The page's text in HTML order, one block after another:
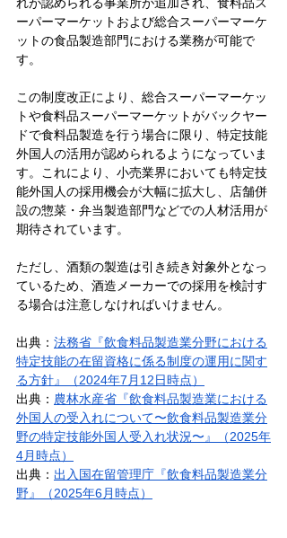
ーパーマーケットおよび総合スーパーマーケ
ットの食品製造部門における業務が可能で
す。
この制度改正により、総合スーパーマーケッ
トや食料品スーパーマーケットがバックヤー
ドで食料品製造を行う場合に限り、特定技能
外国人の活用が認められるようになっていま
す。これにより、小売業界においても特定技
能外国人の採用機会が大幅に拡大し、店舗併
設の惣菜・弁当製造部門などでの人材活用が
期待されています。
ただし、酒類の製造は引き続き対象外となっ
ているため、酒造メーカーでの採用を検討す
る場合は注意しなければいけません。
出典： 法務省『飲食料品製造業分野における
特定技能の在留資格に係る制度の運用に関す
る方針』（2024年7月12日時点）
出典： 農林水産省『飲食料品製造業における
外国人の受入れについて〜飲食料品製造業分
野の特定技能外国人受入れ状況〜』（2025年
4月時点）
出典： 出入国在留管理庁『飲食料品製造業分
野』（2025年6月時点）